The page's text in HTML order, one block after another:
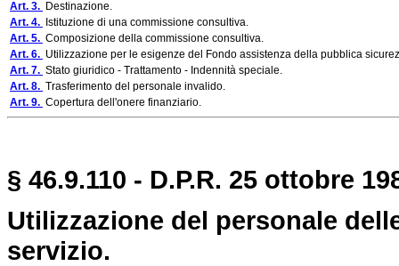
Art. 3. Destinazione.
Art. 4.
Istituzione di una commissione consultiva.
Art. 5. Composizione della commissione consultiva.
Art. 6. Utilizzazione per le esigenze del Fondo assistenza della pubblica
Art. 7. Stato giuridico - Trattamento - Indennità speciale.
Art. 8. Trasferimento del personale invalido.
Art. 9. Copertura dell'onere finanziario.
§ 46.9.110 - D.P.R. 25 ottobre
Utilizzazione del personale
servizio.